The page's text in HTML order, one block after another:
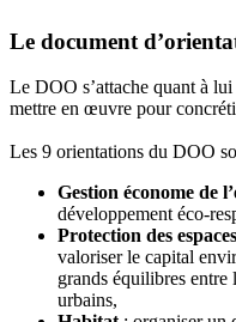
Le document
Le DOO s’attache quant à
mettre en œuvre pour
Les 9 orientations du DOO
Gestion économe de
développement éco-
Protection des
valoriser le capital
grands équilibres entre
urbains,